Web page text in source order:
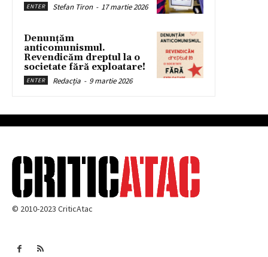
ENTER Stefan Tiron - 17 martie 2026
Denunțăm
anticomunismul.
Revendicăm dreptul la o
societate fără exploatare!
ENTER Redacția - 9 martie 2026
© 2010-2023 CriticAtac